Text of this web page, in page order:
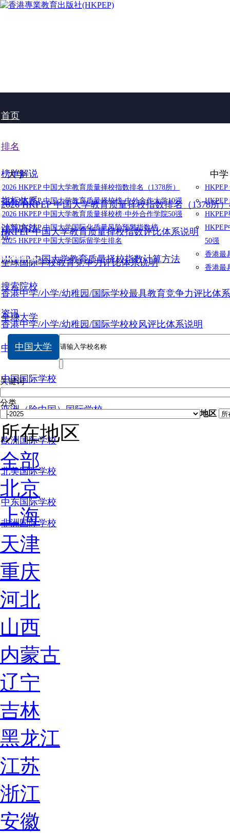
首页
排名
大学
2026 HKPEP 中国大学教育质量择校指数排名（1378所）
2026 HKPEP 中国大学教育质量择校榜·中外合作大学10强
2026 HKPEP 中国大学教育质量择校榜·中外合作学院50强
2025 HKPEP 中国大学国际化质量风险预警指数榜
2025 HKPEP 中国大学国际留学生排名
中学
50强
香港最
香港最
榜单解说
2026 HKPEP 中国大学教育质量择校指数排名（1378所
说
指标体系
HKPEP 中国大学教育质量择校指数评比体系说明
全球国际学校教育竞争力评比体系说明
香港中学/小学/幼稚园/国际学校最具教育竞争力评比体
香港中学/小学/幼稚园/国际学校校风评比体系说明
计算方法
HKPEP 中国大学教育质量择校指数计算方法
数据提交
搜索院校
全球大学
中国大学
中国国际学校
亚洲（除中国）国际学校
欧洲国际学校
北美国际学校
中东国际学校
非洲国际学校
资讯
中国大学
关键词
分类
地区
所在地区
全部
北京
上海
天津
重庆
河北
山西
内蒙古
辽宁
吉林
黑龙江
江苏
浙江
安徽